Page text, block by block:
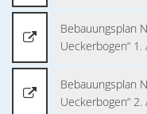
Bebauungsplan
Ueckerbogen“ 1.
Bebauungsplan
Ueckerbogen“ 2.